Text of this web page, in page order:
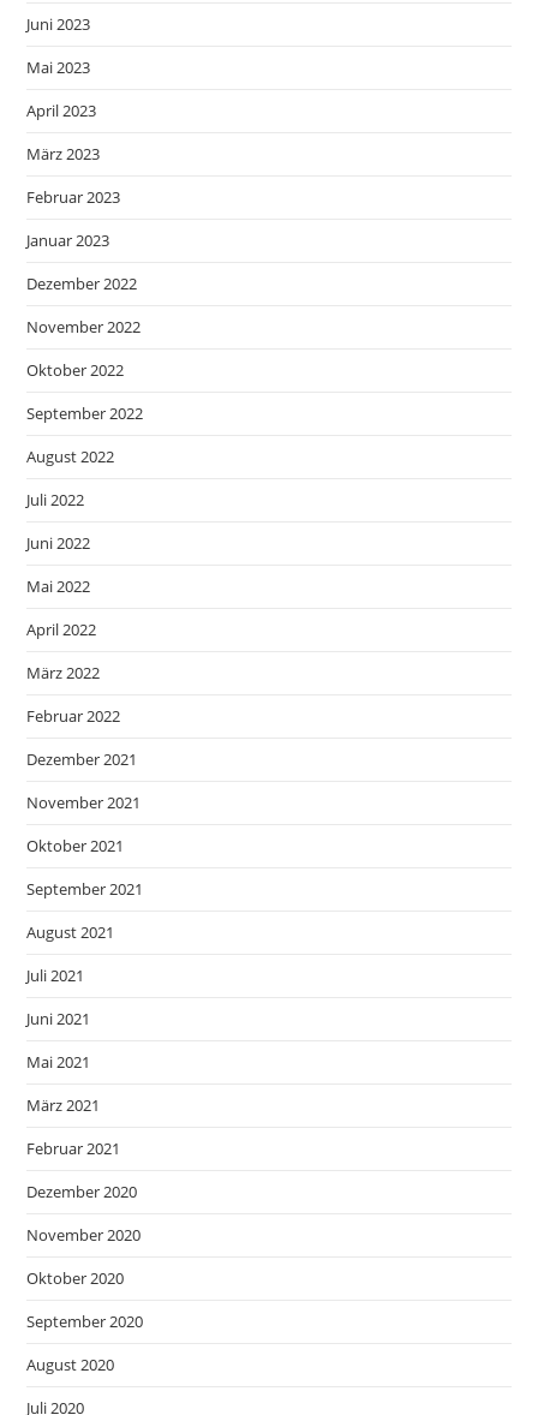
Juni 2023
Mai 2023
April 2023
März 2023
Februar 2023
Januar 2023
Dezember 2022
November 2022
Oktober 2022
September 2022
August 2022
Juli 2022
Juni 2022
Mai 2022
April 2022
März 2022
Februar 2022
Dezember 2021
November 2021
Oktober 2021
September 2021
August 2021
Juli 2021
Juni 2021
Mai 2021
März 2021
Februar 2021
Dezember 2020
November 2020
Oktober 2020
September 2020
August 2020
Juli 2020